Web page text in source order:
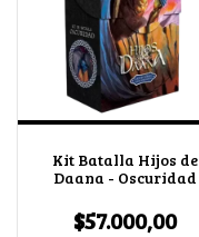
Kit Batalla Hijos de
Daana - Oscuridad
$57.000,00